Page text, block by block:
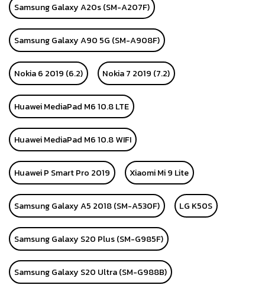
Samsung Galaxy A20s (SM-A207F)
Samsung Galaxy A90 5G (SM-A908F)
Nokia 6 2019 (6.2) Nokia 7 2019 (7.2)
Huawei MediaPad M6 10.8 LTE
Huawei MediaPad M6 10.8 WIFI
Huawei P Smart Pro 2019 Xiaomi Mi 9 Lite
Samsung Galaxy A5 2018 (SM-A530F) LG K50S
Samsung Galaxy S20 Plus (SM-G985F)
Samsung Galaxy S20 Ultra (SM-G988B)